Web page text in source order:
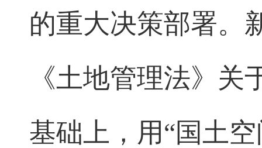
的重大决策部署。
《土地管理法》
基础上，用“国土